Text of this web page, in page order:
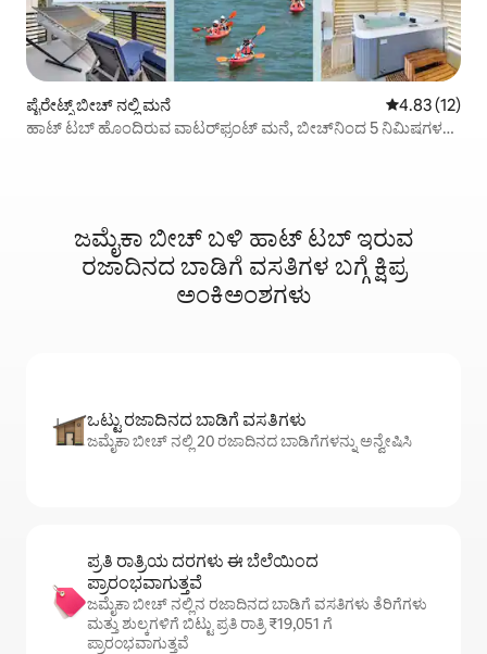
ಪೈರೇಟ್ಸ್ ಬೀಚ್ ನಲ್ಲಿ ಮನೆ 5 ರಲ್ಲಿ 4.83
4.83 (12)
ಹಾಟ್ ಟಬ್ ಹೊಂದಿರುವ ವಾಟರ್‌ಫ್ರಂಟ್ ಮನೆ, ಬೀಚ್‌ನಿಂದ 5 ನಿಮಿಷಗಳ
ಜಮೈಕಾ ಬೀಚ್ ಬಳಿ ಹಾಟ್ ‌ಟಬ್ ಇರುವ
ರಜಾದಿನದ ಬಾಡಿಗೆ ವಸತಿಗಳ ಬಗ್ಗೆ ಕ್ಷಿಪ್ರ
ಅಂಕಿಅಂಶಗಳು
ಒಟ್ಟು ರಜಾದಿನದ ಬಾಡಿಗೆ ವಸತಿಗಳು
ಜಮೈಕಾ ಬೀಚ್ ನಲ್ಲಿ 20 ರಜಾದಿನದ ಬಾಡಿಗೆಗಳನ್ನು ಅನ್ವೇಷಿಸಿ
ಪ್ರತಿ ರಾತ್ರಿಯ ದರಗಳು ಈ ಬೆಲೆಯಿಂದ
ಪ್ರಾರಂಭವಾಗುತ್ತವೆ
ಜಮೈಕಾ ಬೀಚ್ ನಲ್ಲಿನ ರಜಾದಿನದ ಬಾಡಿಗೆ ವಸತಿಗಳು ತೆರಿಗೆಗಳು
ಮತ್ತು ಶುಲ್ಕಗಳಿಗೆ ಬಿಟ್ಟು ಪ್ರತಿ ರಾತ್ರಿ ₹19,051 ಗೆ
ಪ್ರಾರಂಭವಾಗುತ್ತವೆ